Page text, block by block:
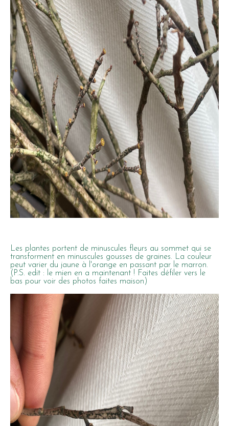
Les plantes portent de minuscules fleurs au sommet qui se
transforment en minuscules gousses de graines. La couleur
peut varier du jaune à l'orange en passant par le marron.
(P.S. edit : le mien en a maintenant ! Faites défiler vers le
bas pour voir des photos faites maison)